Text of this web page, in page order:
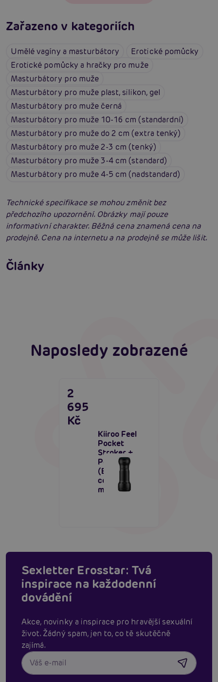
Zařazeno v kategoriích
Umělé vagíny a masturbátory
Erotické pomůcky
Erotické pomůcky a hračky pro muže
Masturbátory pro muže
Masturbátory pro muže plast, silikon, gel
Masturbátory pro muže černá
Masturbátory pro muže 10-16 cm (standardní)
Masturbátory pro muže do 2 cm (extra tenký)
Masturbátory pro muže 2-3 cm (tenký)
Masturbátory pro muže 3-4 cm (standard)
Masturbátory pro muže 4-5 cm (nadstandard)
Technické specifikace se mohou změnit bez
předchozího upozornění. Obrázky mají pouze
informativní charakter. Běžná cena znamená cena na
prodejně. Cena na internetu a na prodejně se může lišit.
Články
masturbaci
Číst více
Fleshlight Flight Commander: Zavede tě na
místa, kde jsi ještě nikdy nebyl
Naposledy zobrazené
Kiiroo Feel
Pocket
Stroker +
Power Blow
(Black),
combo pack
masturbátor
2
695
Kč
Sexletter Erosstar: Tvá
inspirace na každodenní
dovádění
Akce, novinky a inspirace pro hravější sexuální
život. Žádný spam, jen to, co tě skutěčně
zajímá.